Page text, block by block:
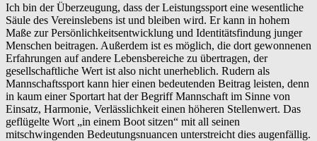
Ich bin der Überzeugung, dass der Leistungssport eine wesentliche
Säule des Vereinslebens ist und bleiben wird. Er kann in hohem
Maße zur Persönlichkeitsentwicklung und Identitätsfindung junger
Menschen beitragen. Außerdem ist es möglich, die dort gewonnenen
Erfahrungen auf andere Lebensbereiche zu übertragen, der
gesellschaftliche Wert ist also nicht unerheblich. Rudern als
Mannschaftssport kann hier einen bedeutenden Beitrag leisten, denn
in kaum einer Sportart hat der Begriff Mannschaft im Sinne von
Einsatz, Harmonie, Verlässlichkeit einen höheren Stellenwert. Das
geflügelte Wort „in einem Boot sitzen“ mit all seinen
mitschwingenden Bedeutungsnuancen unterstreicht dies augenfällig.